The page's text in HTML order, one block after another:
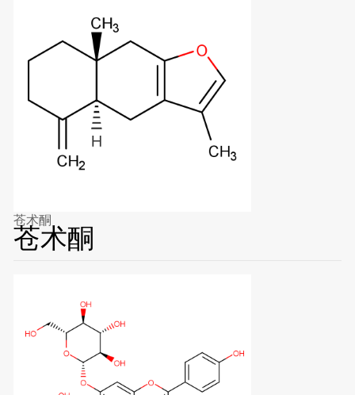
苍术酮
苍术酮